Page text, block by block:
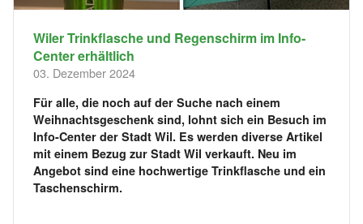
Wiler Trinkflasche und Regenschirm im Info-
Center erhältlich
03. Dezember 2024
Für alle, die noch auf der Suche nach einem
Weihnachtsgeschenk sind, lohnt sich ein Besuch im
Info-Center der Stadt Wil. Es werden diverse Artikel
mit einem Bezug zur Stadt Wil verkauft. Neu im
Angebot sind eine hochwertige Trinkflasche und ein
Taschenschirm.